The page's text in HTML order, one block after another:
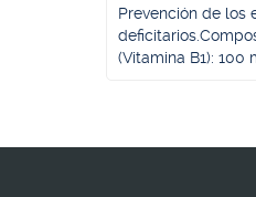
Prevención de los
(Vitamina B1): 100